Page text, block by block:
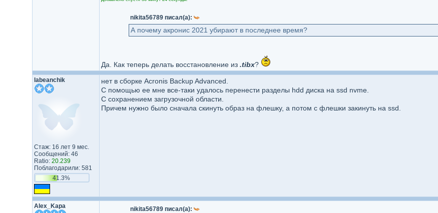
nikita56789 писал(а):
А почему акронис 2021 убирают в последнее время?
Да. Как теперь делать восстановление из .tibx?
labeanchik
Стаж: 16 лет 9 мес.
Сообщений: 46
Ratio: 20.239
Поблагодарили: 581
41.3%
нет в сборке Acronis Backup Advanced.
С помощью ее мне все-таки удалось перенести разделы hdd диска на ssd nvme.
С сохранением загрузочной области.
Причем нужно было сначала скинуть образ на флешку, а потом с флешки закинуть на ssd.
Alex_Kapa nikita56789 писал(а):